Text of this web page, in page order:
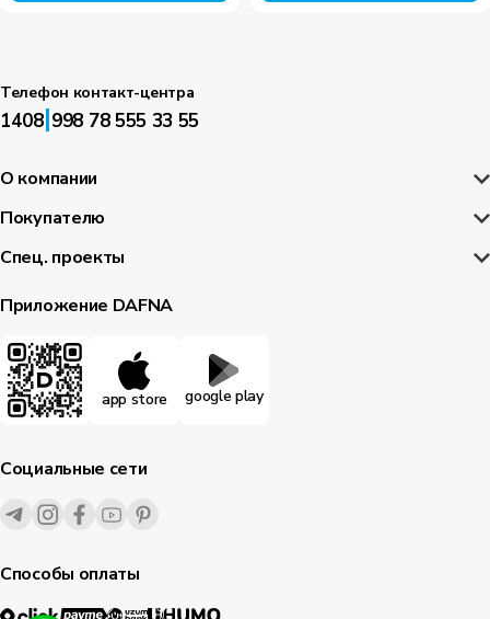
Телефон контакт-центра
1408|998 78 555 33 55
О компании
Покупателю
Спец. проекты
Приложение DAFNA
app store google play
Социальные сети
Способы оплаты